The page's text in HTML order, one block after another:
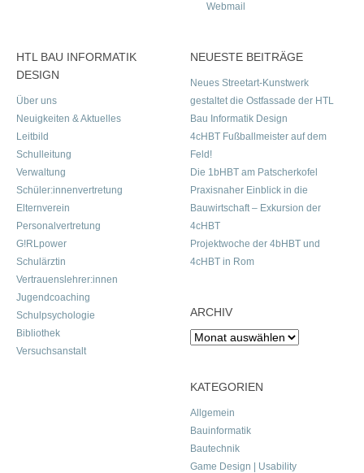
Webmail
HTL BAU INFORMATIK
DESIGN
Über uns
Neuigkeiten & Aktuelles
Leitbild
Schulleitung
Verwaltung
Schüler:innenvertretung
Elternverein
Personalvertretung
G!RLpower
Schulärztin
Vertrauenslehrer:innen
Jugendcoaching
Schulpsychologie
Bibliothek
Versuchsanstalt
NEUESTE BEITRÄGE
Neues Streetart-Kunstwerk
gestaltet die Ostfassade der HTL
Bau Informatik Design
4cHBT Fußballmeister auf dem
Feld!
Die 1bHBT am Patscherkofel
Praxisnaher Einblick in die
Bauwirtschaft – Exkursion der
4cHBT
Projektwoche der 4bHBT und
4cHBT in Rom
ARCHIV
Archiv
KATEGORIEN
Allgemein
Bauinformatik
Bautechnik
Game Design | Usability